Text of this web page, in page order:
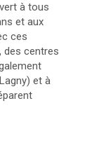
à tous
et aux
ces
des centres
et à